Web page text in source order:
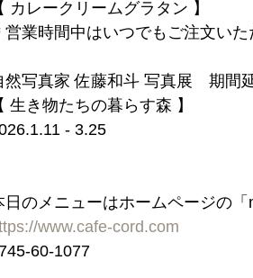
カレークリームグラタン 】
営業時間中はいつでもご注文いた
然写真家 佐藤和斗 写真展　期間
生き物たちの暮らす森 】
- 3.25
日のメニューはホームページの
www.cafe-cord.com
60-1077